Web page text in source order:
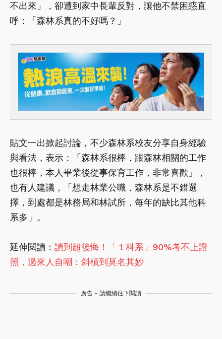
不出來」，卻遭到家中長輩反對，讓他不禁困惑直
呼：「森林系真的不好嗎？」
貼文一出掀起討論，不少森林系校友分享自身經驗
與看法，表示：「森林系很棒，跟森林相關的工作
也很棒，本人畢業後從事保育工作，非常喜歡」，
也有人建議，「想走林業公職，森林系是不錯選
擇，到處都是林務局和林試所，每年的缺比其他科
系多」。
延伸閱讀： 讀到超後悔！「１科系」90%考不上證
照，過來人自嘲：斜槓到莫名其妙
廣告 - 請繼續往下閱讀